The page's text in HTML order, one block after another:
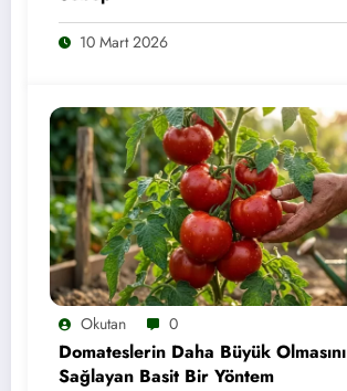
10 Mart 2026
Okutan 0
Domateslerin Daha Büyük Olmasını
Sağlayan Basit Bir Yöntem